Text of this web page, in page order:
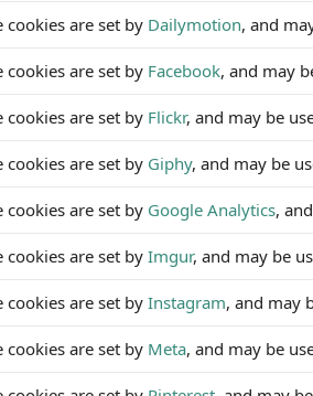
cookies are set by Dailymotion, and
cookies are set by Facebook, and may
cookies are set by Flickr, and may be
cookies are set by Giphy, and may be
cookies are set by Google Analytics,
cookies are set by Imgur, and may be
cookies are set by Instagram, and may
cookies are set by Meta, and may be